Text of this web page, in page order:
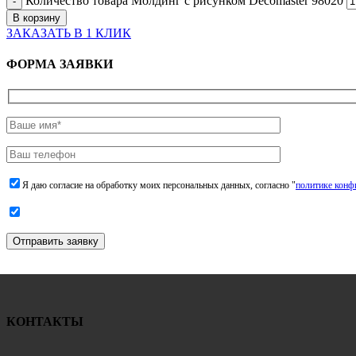
В корзину
ЗАКАЗАТЬ В 1 КЛИК
ФОРМА ЗАЯВКИ
Я даю согласие на обработку моих персональных данных, согласно "политике
Отправить заявку
КОНТАКТЫ